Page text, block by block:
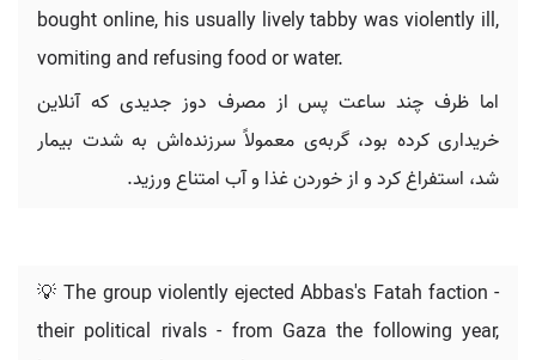
bought online, his usually lively tabby was violently ill,
vomiting and refusing food or water.
اما ظرف چند ساعت پس از مصرف دوز جدیدی که آنلاین
خریداری کرده بود، گربه‌ی معمولاً سرزنده‌اش به شدت بیمار
شد، استفراغ کرد و از خوردن غذا و آب امتناع ورزید.
💡 The group violently ejected Abbas's Fatah faction -
their political rivals - from Gaza the following year,